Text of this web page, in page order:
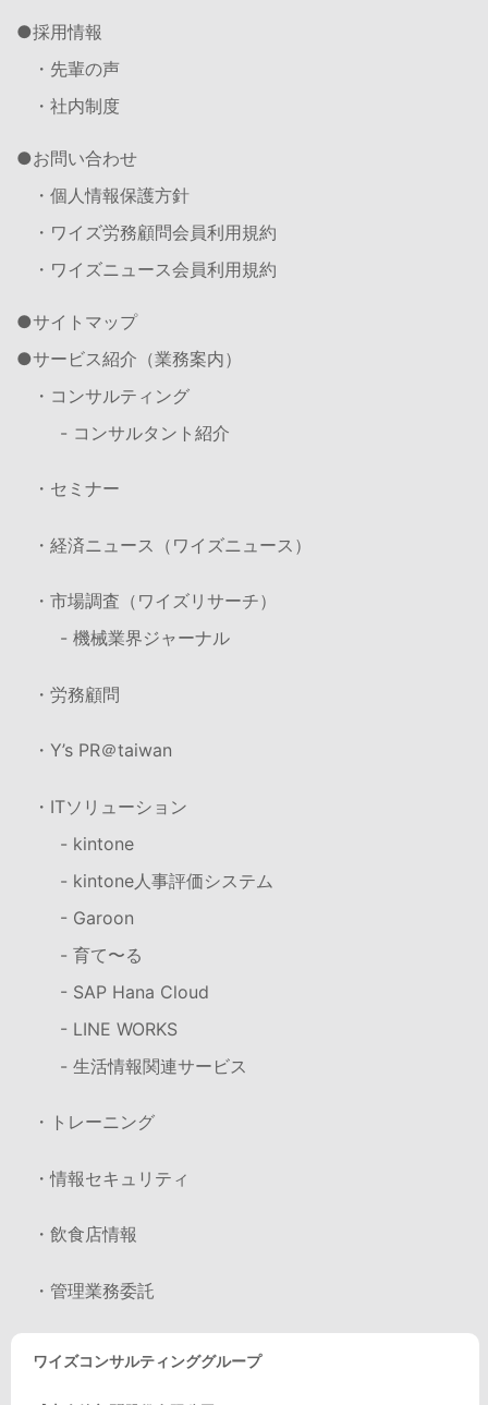
採用情報
・先輩の声
・社内制度
お問い合わせ
・個人情報保護方針
・ワイズ労務顧問会員利用規約
・ワイズニュース会員利用規約
サイトマップ
サービス紹介（業務案内）
・コンサルティング
- コンサルタント紹介
・セミナー
・経済ニュース（ワイズニュース）
・市場調査（ワイズリサーチ）
- 機械業界ジャーナル
・労務顧問
・Y’s PR＠taiwan
・ITソリューション
- kintone
- kintone人事評価システム
- Garoon
- 育て〜る
- SAP Hana Cloud
- LINE WORKS
- 生活情報関連サービス
・トレーニング
・情報セキュリティ
・飲食店情報
・管理業務委託
ワイズコンサルティンググループ